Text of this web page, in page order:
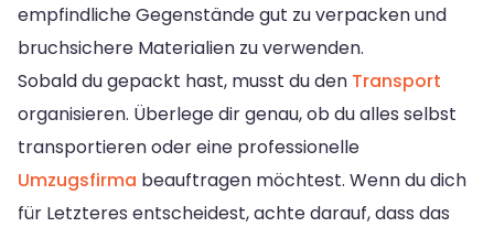
empfindliche Gegenstände gut zu verpacken und
bruchsichere Materialien zu verwenden.
Sobald du gepackt hast, musst du den Transport
organisieren. Überlege dir genau, ob du alles selbst
transportieren oder eine professionelle
Umzugsfirma beauftragen möchtest. Wenn du dich
für Letzteres entscheidest, achte darauf, dass das